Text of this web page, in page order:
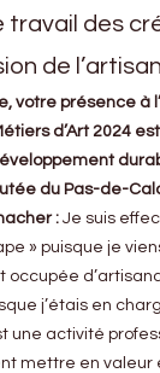
travail des
de
votre présence à
d’Art 2024
du Pas-de-
: Je suis
» puisque je
j’étais en
une activité
mettre en